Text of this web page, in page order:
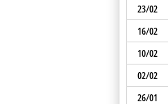
23/02
16/02
10/02
02/02
26/01